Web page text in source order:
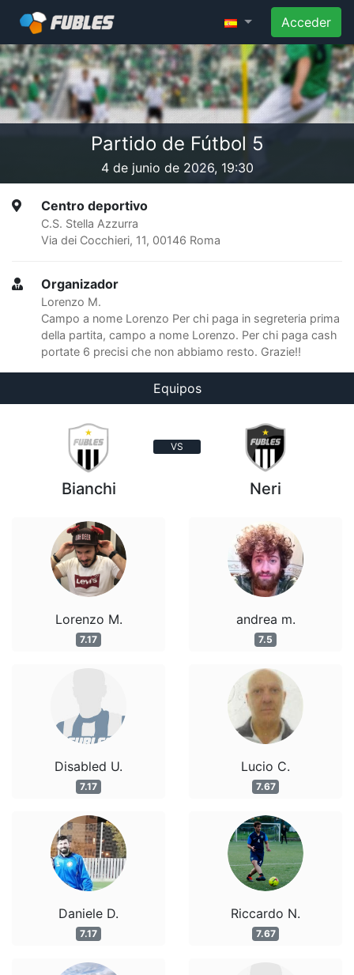
Acceder
Partido de Fútbol 5
4 de junio de 2026, 19:30
Centro deportivo
C.S. Stella Azzurra
Via dei Cocchieri, 11, 00146 Roma
Organizador
Lorenzo M.
Campo a nome Lorenzo Per chi paga in segreteria prima
della partita, campo a nome Lorenzo. Per chi paga cash
portate 6 precisi che non abbiamo resto. Grazie!!
Equipos
VS
Bianchi
Lorenzo M.
7.17
Disabled U.
7.17
Daniele D.
7.17
Neri
andrea m.
7.5
Lucio C.
7.67
Riccardo N.
7.67